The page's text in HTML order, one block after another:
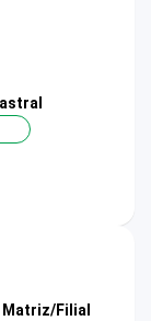
Matriz/Filial